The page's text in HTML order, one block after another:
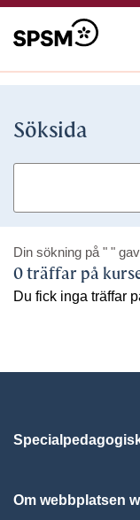
Söksida
Din sökning på " " gav
0 träffar på
Du fick inga träffar
Om webbplatsen